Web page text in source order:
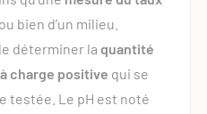
bien d’un milieu.
déterminer la quantité
charge positive qui se
testée. Le pH est noté